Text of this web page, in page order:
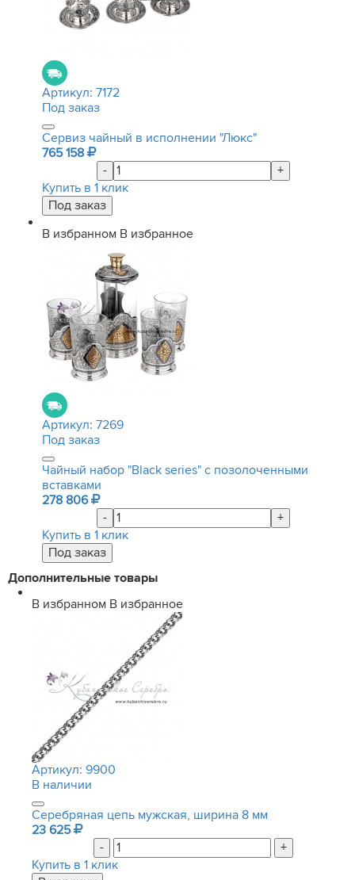
Артикул: 7172
Под заказ
Сервиз чайный в исполнении "Люкс"
765 158
-
+
Купить в 1 клик
В избранном В избранное
Артикул: 7269
Под заказ
Чайный набор "Black series" с позолоченными
вставками
278 806
-
+
Купить в 1 клик
Дополнительные товары
В избранном В избранное
Артикул: 9900
В наличии
Серебряная цепь мужская, ширина 8 мм
23 625
-
+
Купить в 1 клик